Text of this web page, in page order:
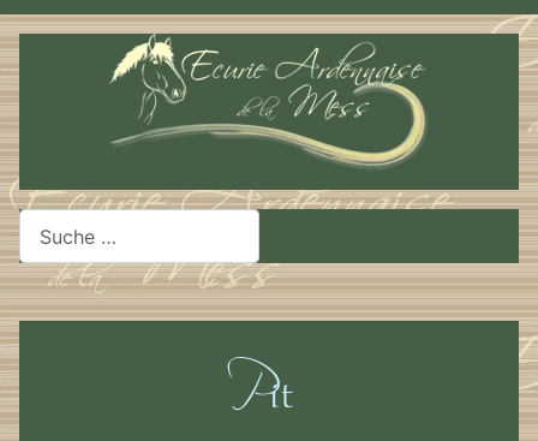
Suchen